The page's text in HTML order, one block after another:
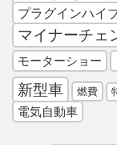
プラグインハイ
マイナーチェ
モーターショー
新型車 燃費
電気自動車